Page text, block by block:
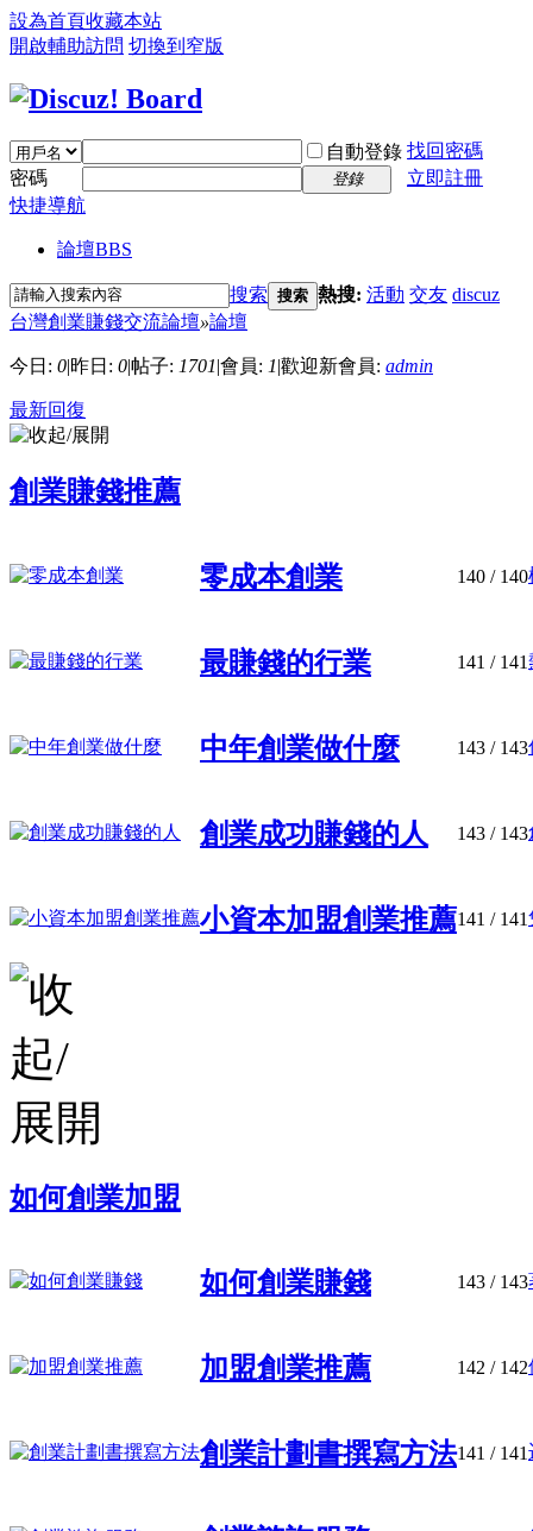
設為首頁收藏本站
開啟輔助訪問 切換到窄版
自動登錄 找回密碼
密碼
登錄
立即註冊
快捷導航
論壇BBS
搜索 搜索 熱搜: 活動 交友 discuz
台灣創業賺錢交流論壇»論壇
今日: 0|昨日: 0|帖子: 1701|會員: 1|歡迎新會員: admin
最新回復
創業賺錢推薦
零成本創業 140 / 140
最賺錢的行業 141 / 141
中年創業做什麼 143 / 143
創業成功賺錢的人 143 / 143
小資本加盟創業推薦141 / 141
如何創業加盟
如何創業賺錢 143 / 143
加盟創業推薦 142 / 142
創業計劃書撰寫方法141 / 141